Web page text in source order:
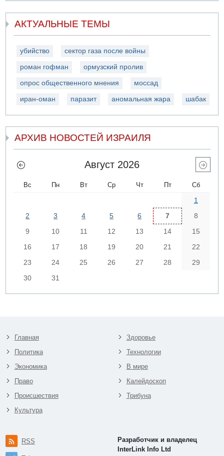
АКТУАЛЬНЫЕ ТЕМЫ
убийство сектор газа после войны
роман гофман ормузский пролив
опрос общественного мнения моссад
иран-оман паразит аномальная жара шабак
АРХИВ НОВОСТЕЙ ИЗРАИЛЯ
Август 2026
Вс Пн Вт Ср Чт Пт Сб
1
2
3 4 5 6 7
8
9
10 11 12 13 14
15
16
17 18 19 20 21
22
23
24 25 26 27 28
29
30
31
Главная
Политика
Экономика
Право
Происшествия
Культура
Здоровье
Технологии
В мире
Калейдоскоп
Трибуна
RSS
Разработчик и владелец
InterLink Info Ltd